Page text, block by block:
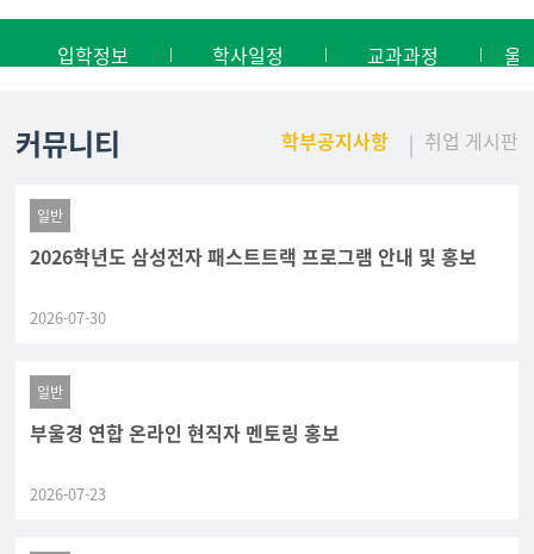
입학정보 학사일정 교과과정 울
커뮤니티 학부공지사항 취업 게시판
일반
2026학년도 삼성전자 패스트트랙 프로그램 안내 및 홍보
2026-07-30
일반
부울경 연합 온라인 현직자 멘토링 홍보
2026-07-23